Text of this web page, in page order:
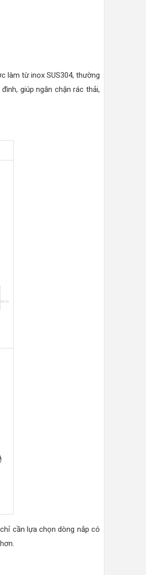
làm từ inox SUS304, thường
giúp ngăn chặn rác thải,
cần lựa chọn dòng nắp có